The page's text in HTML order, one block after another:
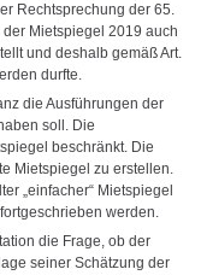
Rechtsprechung der 65.
Mietspiegel 2019 auch
und deshalb gemäß Art.
durfte.
die Ausführungen der
soll. Die
beschränkt. Die
Mietspiegel zu erstellen.
„einfacher“ Mietspiegel
werden.
die Frage, ob der
seiner Schätzung der